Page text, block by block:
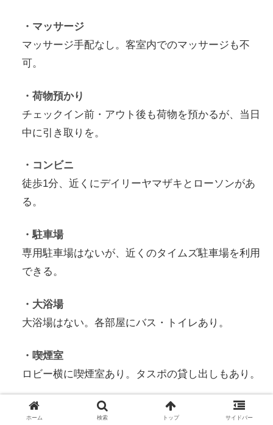
・マッサージ
マッサージ手配なし。客室内でのマッサージも不
可。
・荷物預かり
チェックイン前・アウト後も荷物を預かるが、当日
中に引き取りを。
・コンビニ
徒歩1分、近くにデイリーヤマザキとローソンがあ
る。
・駐車場
専用駐車場はないが、近くのタイムズ駐車場を利用
できる。
・大浴場
大浴場はない。各部屋にバス・トイレあり。
・喫煙室
ロビー横に喫煙室あり。タスポの貸し出しもあり。
・朝食の場所
ホーム 検索 トップ サイドバー